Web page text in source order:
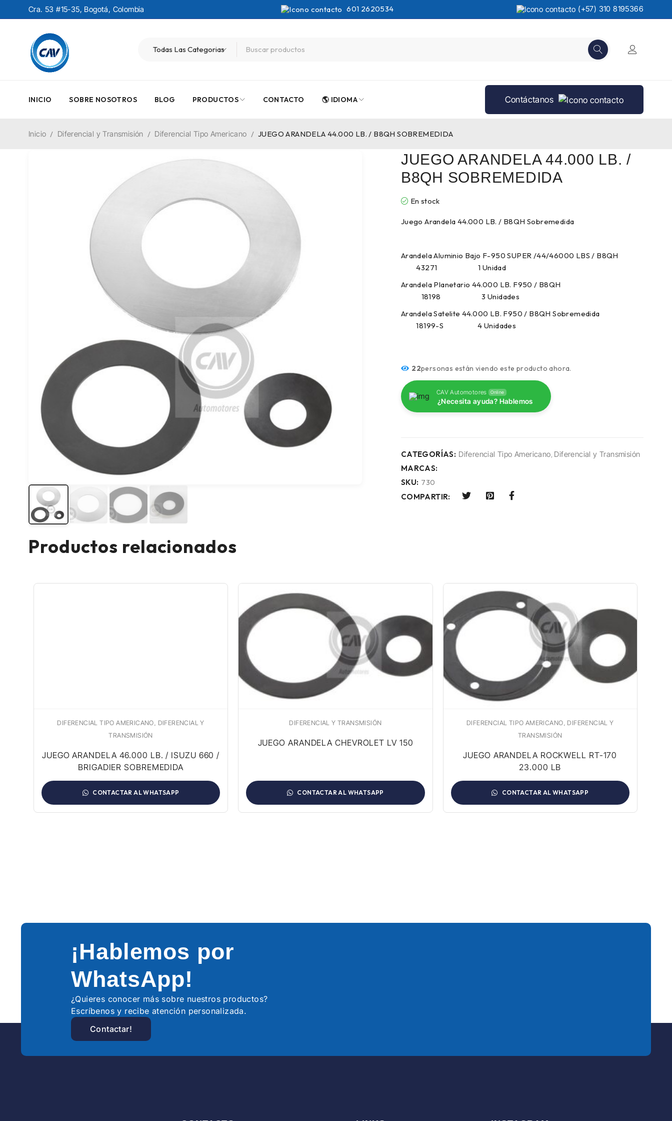
Cra. 53 #15-35, Bogotá, Colombia 601 2620534 (+57) 310 8195366
INICIO SOBRE NOSOTROS BLOG PRODUCTOS CONTACTO 🌎 IDIOMA Contáctanos
Inicio / Diferencial y Transmisión / Diferencial Tipo Americano / JUEGO ARANDELA 44.000 LB. / B8QH SOBREMEDIDA
JUEGO ARANDELA 44.000 LB. /
B8QH SOBREMEDIDA
En stock
Juego Arandela 44.000 LB. / B8QH Sobremedida
Arandela Aluminio Bajo F-950 SUPER /44/46000 LBS / B8QH
43271 1 Unidad
Arandela Planetario 44.000 LB. F950 / B8QH
18198 3 Unidades
Arandela Satelite 44.000 LB. F950 / B8QH Sobremedida
18199-S 4 Unidades
22personas están viendo este producto ahora.
CAV Automotores Online
¿Necesita ayuda? Hablemos
CATEGORÍAS: Diferencial Tipo Americano, Diferencial y Transmisión
MARCAS:
SKU: 730
COMPARTIR:
Productos relacionados
DIFERENCIAL TIPO AMERICANO, DIFERENCIAL Y
TRANSMISIÓN
JUEGO ARANDELA 46.000 LB. / ISUZU 660 /
BRIGADIER SOBREMEDIDA
CONTACTAR AL WHATSAPP
DIFERENCIAL Y TRANSMISIÓN
JUEGO ARANDELA CHEVROLET LV 150
CONTACTAR AL WHATSAPP
DIFERENCIAL TIPO AMERICANO, DIFERENCIAL Y
TRANSMISIÓN
JUEGO ARANDELA ROCKWELL RT-170
23.000 LB
CONTACTAR AL WHATSAPP
¡Hablemos por
WhatsApp!
¿Quieres conocer más sobre nuestros productos?
Escríbenos y recibe atención personalizada.
Contactar!